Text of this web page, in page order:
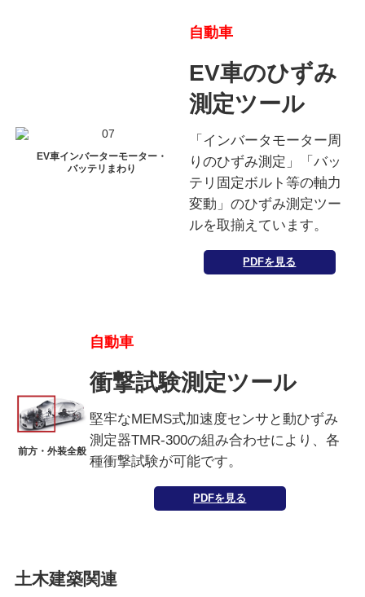
EV車インバーターモーター・
バッテリまわり
自動車
EV車のひずみ
測定ツール
「インバータモーター周
りのひずみ測定」「バッ
テリ固定ボルト等の軸力
変動」のひずみ測定ツー
ルを取揃えています。
PDFを見る
前方・外装全般
自動車
衝撃試験測定ツール
堅牢なMEMS式加速度センサと動ひずみ
測定器TMR-300の組み合わせにより、各
種衝撃試験が可能です。
PDFを見る
土木建築関連